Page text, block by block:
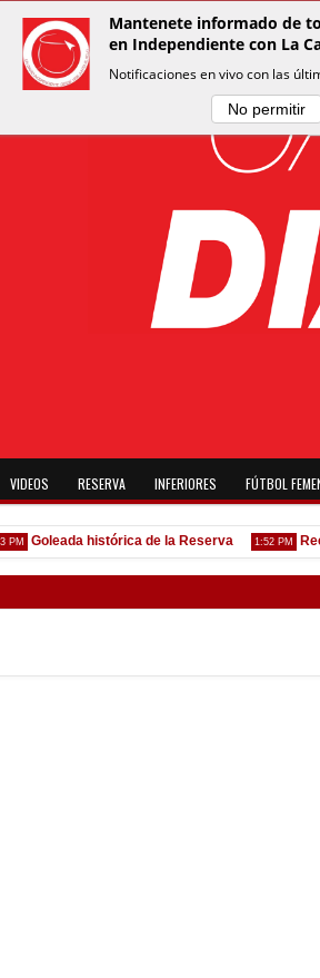
VIDEOS RESERVA INFERIORES FÚTBOL
Goleada histórica de la Reserva 1:52 PM
Mantenete informado de
en Independiente con La
Notificaciones en vivo con las
No permitir